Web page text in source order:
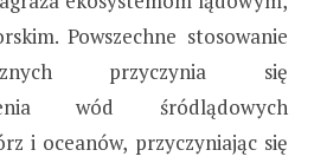
Powszechne stosowanie
przyczynia się
wód śródlądowych
i oceanów, przyczyniając się